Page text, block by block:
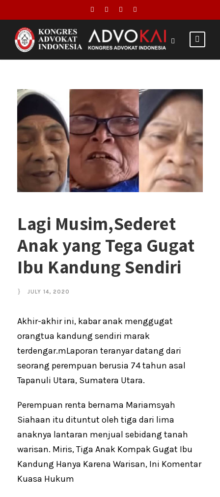
Lagi Musim,Sederet
Anak yang Tega Gugat
Ibu Kandung Sendiri
JULY 14, 2020
Akhir-akhir ini, kabar anak menggugat
orangtua kandung sendiri marak
terdengar.mLaporan teranyar datang dari
seorang perempuan berusia 74 tahun asal
Tapanuli Utara, Sumatera Utara.
Perempuan renta bernama Mariamsyah
Siahaan itu dituntut oleh tiga dari lima
anaknya lantaran menjual sebidang tanah
warisan. Miris, Tiga Anak Kompak Gugat Ibu
Kandung Hanya Karena Warisan, Ini Komentar
Kuasa Hukum